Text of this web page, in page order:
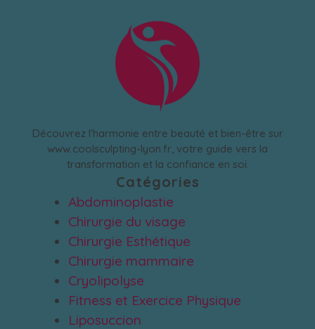
Découvrez l'harmonie entre beauté et bien-être sur
www.coolsculpting-lyon.fr, votre guide vers la
transformation et la confiance en soi.
Catégories
Abdominoplastie
Chirurgie du visage
Chirurgie Esthétique
Chirurgie mammaire
Cryolipolyse
Fitness et Exercice Physique
Liposuccion